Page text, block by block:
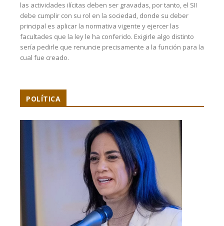
las actividades ilícitas deben ser gravadas, por tanto, el SII
debe cumplir con su rol en la sociedad, donde su deber
principal es aplicar la normativa vigente y ejercer las
facultades que la ley le ha conferido. Exigirle algo distinto
sería pedirle que renuncie precisamente a la función para la
cual fue creado.
POLÍTICA